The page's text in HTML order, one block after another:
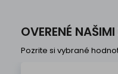
OVERENÉ
Pozrite si vybrané